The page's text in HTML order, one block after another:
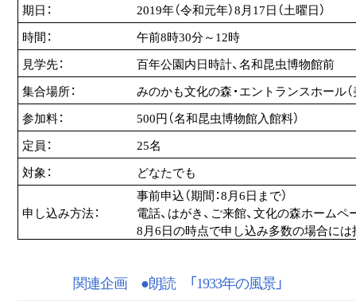
期日：
2019年（令和元年）8月17日（土曜日）
時間：
午前8時30分～12時
見学先：
百年公園内日時計、名和昆虫博物館前
集合場所：
みのかも文化の森・エントランスホール
参加料：
500円（名和昆虫博物館入館料）
定員：
25名
対象：
どなたでも
申し込み方法：
事前申込（期間：8月6日まで）
電話、はがき、ご来館、文化の森ホーム
8月6日の時点で申し込み多数の場合には
関連企画 ●朗読 「1933年の風景」